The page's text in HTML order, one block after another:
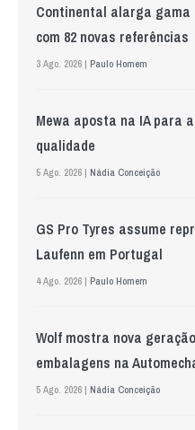
Continental alarga gama
com 82 novas referências
3 Ago. 2026 | Paulo Homem
Mewa aposta na IA para
qualidade
5 Ago. 2026 | Nádia Conceição
GS Pro Tyres assume
Laufenn em Portugal
4 Ago. 2026 | Paulo Homem
Wolf mostra nova
embalagens na
5 Ago. 2026 | Nádia Conceição